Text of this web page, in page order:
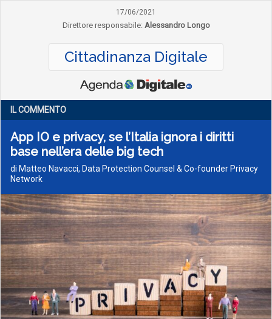
17/06/2021
Direttore responsabile: Alessandro Longo
Cittadinanza Digitale
IL COMMENTO
App IO e privacy, se l’Italia ignora i diritti
base nell’era delle big tech
di Matteo Navacci, Data Protection Counsel & Co-founder Privacy
Network